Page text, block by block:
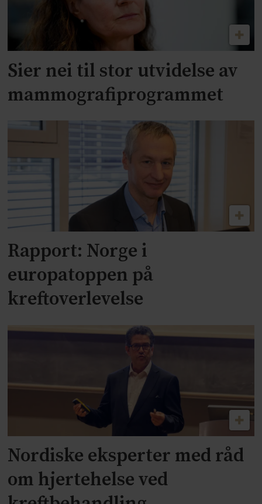
Sier nei til stor utvidelse av
mammografiprogrammet
Rapport: Norge i
europatoppen på
kreftoverlevelse
Nordiske eksperter med råd
om hjertehelse ved